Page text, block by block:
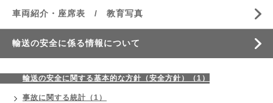
車両紹介・座席表 / 教育写真
輸送の安全に係る情報について
輸送の安全に関する基本的な方針（安全方針）（1）
事故に関する統計（1）